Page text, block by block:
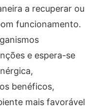
a recuperar ou
funcionamento.
e espera-se
benéficos,
mais favorável